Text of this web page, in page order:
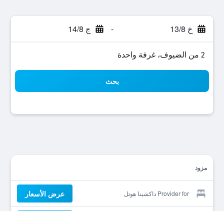
خ 13/8 - ج 14/8
2 من الضيوف، غرفة واحدة
بحث
مزود
Provider for داكشينا هوتل عرض الأسعار